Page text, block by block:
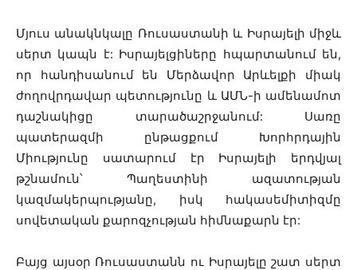
Մյուս անակնկալը Ռուսաստանի և Իսրայելի միջև
սերտ կապն է: Իսրայելցիները հպարտանում են,
որ հանդիսանում են Մերձավոր Արևելքի միակ
ժողովրդավար պետությունը և ԱՄՆ-ի ամենամոտ
դաշնակիցը տարածաշրջանում: Սառը
պատերազմի ընթացքում Խորհրդային
Միությունը սատարում էր Իսրայելի երդվյալ
թշնամուն՝ Պաղեստինի ազատության
կազմակերպությանը, իսկ հակասեմիտիզմը
սովետական ​​քարոզչության հիմնաքարն էր:
Բայց այսօր Ռուսաստանն ու Իսրայելը շատ սերտ